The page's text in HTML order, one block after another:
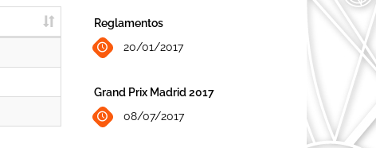
Reglamentos
20/01/2017
Grand Prix Madrid 2017
08/07/2017